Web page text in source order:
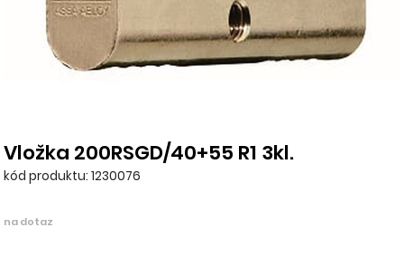
Vložka 200RSGD/40+55 R1 3kl.
kód produktu: 1230076
na dotaz